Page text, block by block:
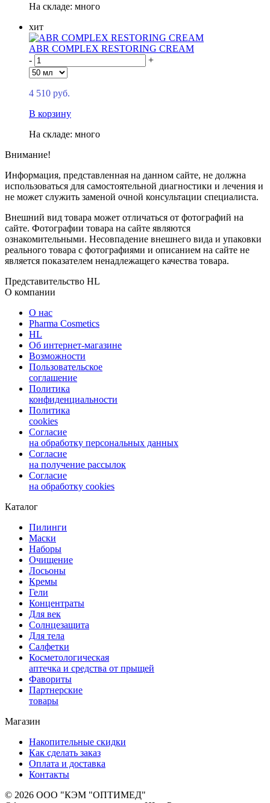
На складе: много
хит
ABR COMPLEX RESTORING CREAM
-
+
4 510 руб.
В корзину
На складе: много
Внимание!
Информация, представленная на данном сайте, не должна
использоваться для самостоятельной диагностики и лечения и
не может служить заменой очной консультации специалиста.
Внешний вид товара может отличаться от фотографий на
сайте. Фотографии товара на сайте являются
ознакомительными. Несовпадение внешнего вида и упаковки
реального товара с фотографиями и описанием на сайте не
является показателем ненадлежащего качества товара.
Представительство HL
О компании
О нас
Pharma Cosmetics
HL
Об интернет-магазине
Возможности
Пользовательское
соглашение
Политика
конфиденциальности
Политика
cookies
Согласие
на обработку персональных данных
Согласие
на получение рассылок
Согласие
на обработку cookies
Каталог
Пилинги
Маски
Наборы
Очищение
Лосьоны
Кремы
Гели
Концентраты
Для век
Солнцезащита
Для тела
Салфетки
Косметологическая
аптечка и средства от прыщей
Фавориты
Партнерские
товары
Магазин
Накопительные скидки
Как сделать заказ
Оплата и доставка
Контакты
© 2026 ООО "КЭМ "ОПТИМЕД"